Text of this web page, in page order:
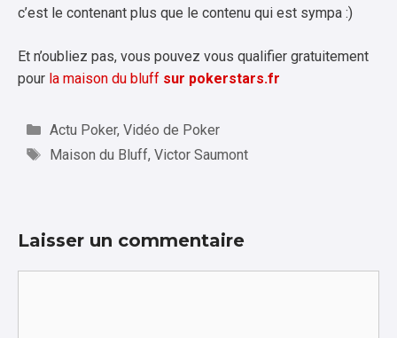
c’est le contenant plus que le contenu qui est sympa :)
Et n’oubliez pas, vous pouvez vous qualifier gratuitement
pour la maison du bluff sur pokerstars.fr
Catégories
Actu Poker, Vidéo de Poker
Étiquettes
Maison du Bluff, Victor Saumont
Laisser un commentaire